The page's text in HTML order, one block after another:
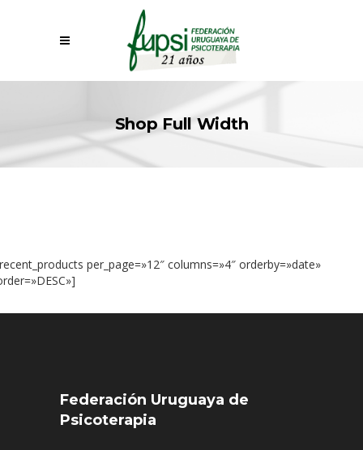
Shop Full Width
per_page=»12″ columns=»4″ orderby=»date»
Federación Uruguaya de
Psicoterapia